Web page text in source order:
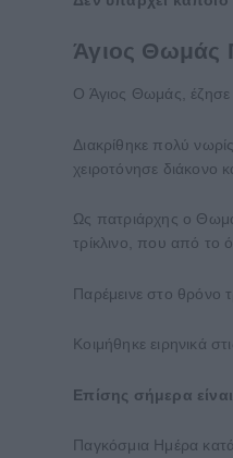
Άγιος Θωμάς
Ο Άγιος Θωμάς, έζησε
Διακρίθηκε πολύ
χειροτόνησε διάκονο
Ως πατριάρχης ο
τρίκλινο, που από το
Παρέμεινε στο θρόνο
Κοιμήθηκε ειρηνικά
Επίσης σήμερα είναι
Παγκόσμια Ημέρα